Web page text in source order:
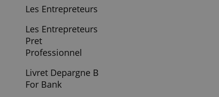
Gold Card
American Express
Hello Bank Pret
Personnel